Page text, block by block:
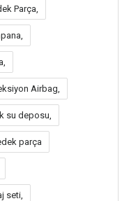
Parça,
Airbag,
su deposu,
parça
seti,